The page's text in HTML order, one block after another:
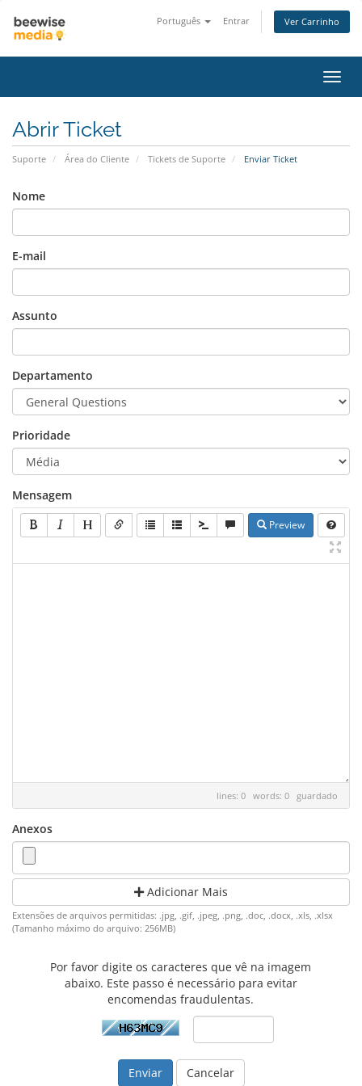
Português Entrar Ver Carrinho
Abrir Ticket
Suporte Área do Cliente Tickets de Suporte Enviar Ticket
Nome
E-mail
Assunto
Departamento
Prioridade
Mensagem
Preview
lines: 0 words: 0 guardado
Anexos
Adicionar Mais
Extensões de arquivos permitidas: .jpg, .gif, .jpeg, .png, .doc, .docx, .xls, .xlsx
(Tamanho máximo do arquivo: 256MB)
Por favor digite os caracteres que vê na imagem
abaixo. Este passo é necessário para evitar
encomendas fraudulentas.
Cancelar